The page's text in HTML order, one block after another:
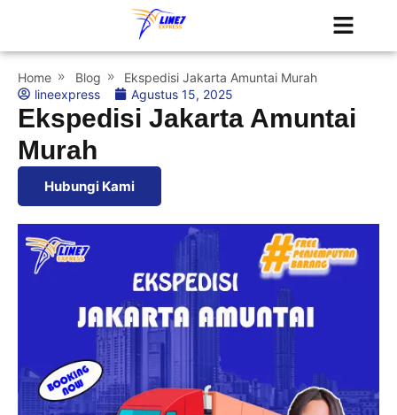
Home Blog
Ekspedisi Jakarta Amuntai Murah
lineexpress
Agustus 15, 2025
Ekspedisi Jakarta Amuntai
Murah
Hubungi Kami